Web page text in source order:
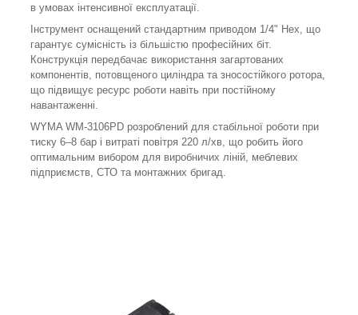
в умовах інтенсивної експлуатації.
Інструмент оснащений стандартним приводом 1/4" Hex, що
гарантує сумісність із більшістю професійних біт.
Конструкція передбачає використання загартованих
компонентів, потовщеного циліндра та зносостійкого ротора,
що підвищує ресурс роботи навіть при постійному
навантаженні.
WYMA WM-3106PD розроблений для стабільної роботи при
тиску 6–8 бар і витраті повітря 220 л/хв, що робить його
оптимальним вибором для виробничих ліній, меблевих
підприємств, СТО та монтажних бригад.